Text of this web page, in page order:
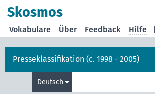
Skosmos
Vokabulare Über Feedback Hilfe
Presseklassifikation (c. 1998 - 2005)
Deutsch